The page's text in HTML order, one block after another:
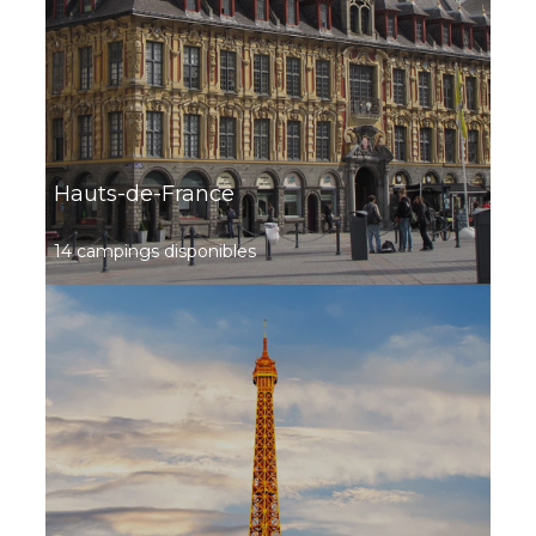
Appartement Oregon
1 chambre - 4
personnes - 40 m²
À partir de319.20 €/ 7
nuits
Découvrir ce
locatif
Camping La Source du Jabron
Un domaine 5 étoiles d'exception à Comps, au cœur
d'une Drôme provençale sauvage et authentique.
Comps, Drôme , Auvergne-Rhône-Alpes
Hauts-de-France
14 campings disponibles